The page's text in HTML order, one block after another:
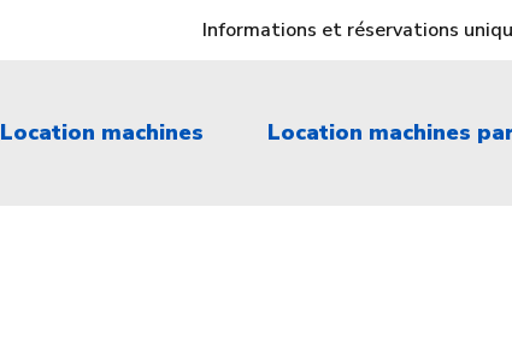
Informations et réservations
Location machines Location machines